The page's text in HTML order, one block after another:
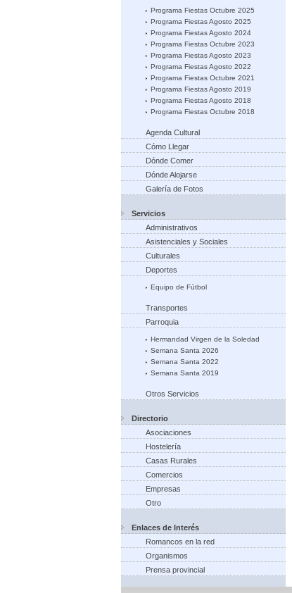
Programa Fiestas Octubre 2025
Programa Fiestas Agosto 2025
Programa Fiestas Agosto 2024
Programa Fiestas Octubre 2023
Programa Fiestas Agosto 2023
Programa Fiestas Agosto 2022
Programa Fiestas Octubre 2021
Programa Fiestas Agosto 2019
Programa Fiestas Agosto 2018
Programa Fiestas Octubre 2018
Agenda Cultural
Cómo Llegar
Dónde Comer
Dónde Alojarse
Galería de Fotos
Servicios
Administrativos
Asistenciales y Sociales
Culturales
Deportes
Equipo de Fútbol
Transportes
Parroquia
Hermandad Virgen de la Soledad
Semana Santa 2026
Semana Santa 2022
Semana Santa 2019
Otros Servicios
Directorio
Asociaciones
Hostelería
Casas Rurales
Comercios
Empresas
Otro
Enlaces de Interés
Romancos en la red
Organismos
Prensa provincial